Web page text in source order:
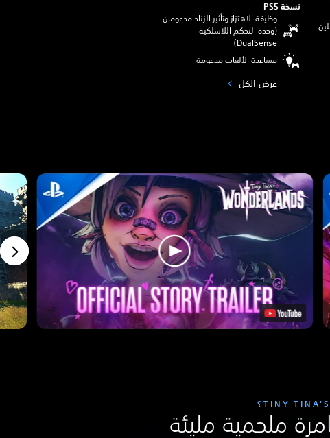
نسخة PS5‏
وظيفة الاهتزاز وتأثير الزناد مدعومان
(وحدة التحكم اللاسلكية
DualSense‏)
مساعدة الألعاب مدعومة
عرض الكل
ملحمية مليئة